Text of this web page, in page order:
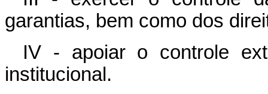
garantias, bem como dos
IV - apoiar o controle
institucional.